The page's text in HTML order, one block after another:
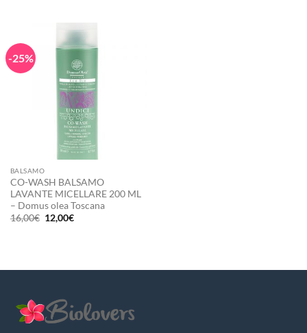
-25%
BALSAMO
CO-WASH BALSAMO
LAVANTE MICELLARE 200 ML
– Domus olea Toscana
16,00€ Il
prezzo
12,00€Il